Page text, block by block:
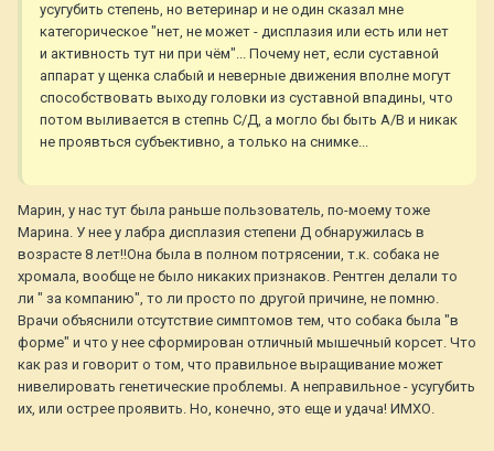
усугубить степень, но ветеринар и не один сказал мне
категорическое "нет, не может - дисплазия или есть или нет
и активность тут ни при чём"... Почему нет, если суставной
аппарат у щенка слабый и неверные движения вполне могут
способствовать выходу головки из суставной впадины, что
потом выливается в степнь С/Д, а могло бы быть А/В и никак
не проявться субъективно, а только на снимке...
Марин, у нас тут была раньше пользователь, по-моему тоже
Марина. У нее у лабра дисплазия степени Д обнаружилась в
возрасте 8 лет!!Она была в полном потрясении, т.к. собака не
хромала, вообще не было никаких признаков. Рентген делали то
ли " за компанию", то ли просто по другой причине, не помню.
Врачи объяснили отсутствие симптомов тем, что собака была "в
форме" и что у нее сформирован отличный мышечный корсет. Что
как раз и говорит о том, что правильное выращивание может
нивелировать генетические проблемы. А неправильное - усугубить
их, или острее проявить. Но, конечно, это еще и удача! ИМХО.